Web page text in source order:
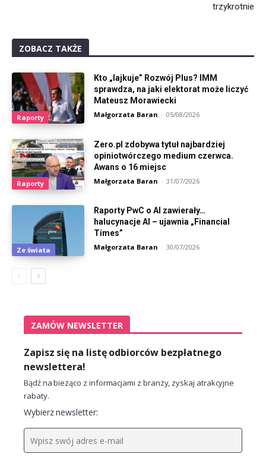
trzykrotnie
ZOBACZ TAKŻE
Raporty
Kto „lajkuje” Rozwój Plus? IMM
sprawdza, na jaki elektorat może liczyć
Mateusz Morawiecki
Małgorzata Baran - 05/08/2026
Raporty
Zero.pl zdobywa tytuł najbardziej
opiniotwórczego medium czerwca.
Awans o 16 miejsc
Małgorzata Baran - 31/07/2026
Ze świata
Raporty PwC o AI zawierały…
halucynacje AI – ujawnia „Financial
Times”
Małgorzata Baran - 30/07/2026
ZAMÓW NEWSLETTER
Zapisz się na listę odbiorców bezpłatnego
newslettera!
Bądź na bieżąco z informacjami z branży, zyskaj atrakcyjne
rabaty.
Wybierz newsletter: